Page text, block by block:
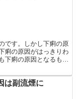
です。しかし下痢の原
痢の原因がはっきりわ
下痢の原因となるもの
は副流煙に